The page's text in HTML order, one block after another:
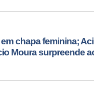
chapa feminina;
Moura surpreende